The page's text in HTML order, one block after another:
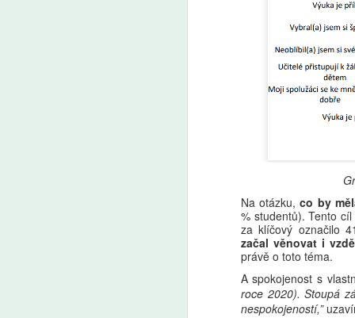
Na otázku,co by
% studentů). Tento
za klíčový označilo
začal věnovat i
právě o toto téma.
A spokojenost s
roce 2020). Stoupá
nespokojeností,”
V